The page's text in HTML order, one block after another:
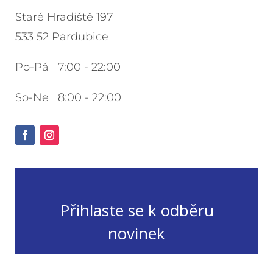
Staré Hradiště 197
533 52 Pardubice
Po-Pá 7:00 - 22:00
So-Ne 8:00 - 22:00
Přihlaste se k odběru
novinek